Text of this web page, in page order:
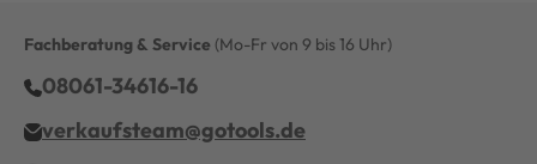
Fachberatung & Service (Mo-Fr von 9 bis 16 Uhr)
08061-34616-16
verkaufsteam@gotools.de